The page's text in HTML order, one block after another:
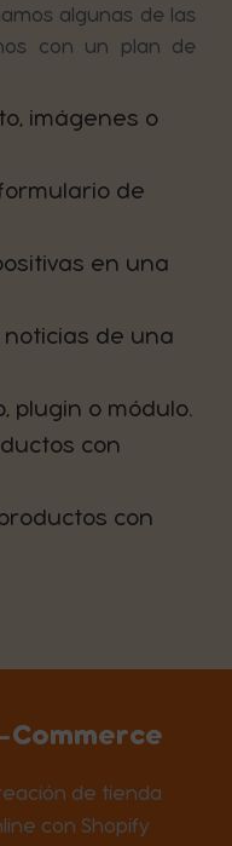
algunas de las
con un plan de
imágenes o
de
en una
de una
plugin o módulo.
con
con
Commerce
de tienda
con Shopify